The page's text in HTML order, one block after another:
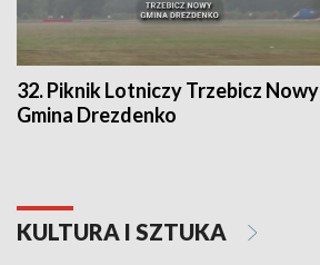
32. Piknik Lotniczy Trzebicz Nowy
Gmina Drezdenko
KULTURA I SZTUKA